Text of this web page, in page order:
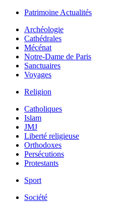
Patrimoine Actualités
Archéologie
Cathédrales
Mécénat
Notre-Dame de Paris
Sanctuaires
Voyages
Religion
Catholiques
Islam
JMJ
Liberté religieuse
Orthodoxes
Persécutions
Protestants
Sport
Société